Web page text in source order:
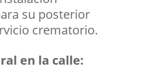
su posterior
crematorio.
en la calle: